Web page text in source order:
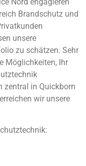
Brandschutz und
unsere
zu schätzen. Sehr
Möglichkeiten, Ihr
zentral in Quickborn
wir unsere